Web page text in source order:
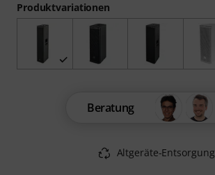
Produktvariationen
Beratung
Altgeräte-Entsorgung